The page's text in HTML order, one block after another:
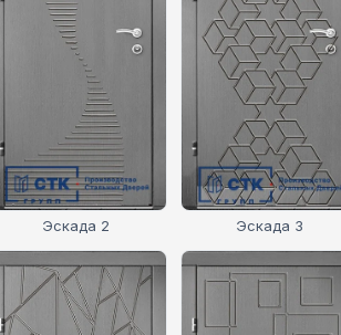
Эскада 2 Эскада 3